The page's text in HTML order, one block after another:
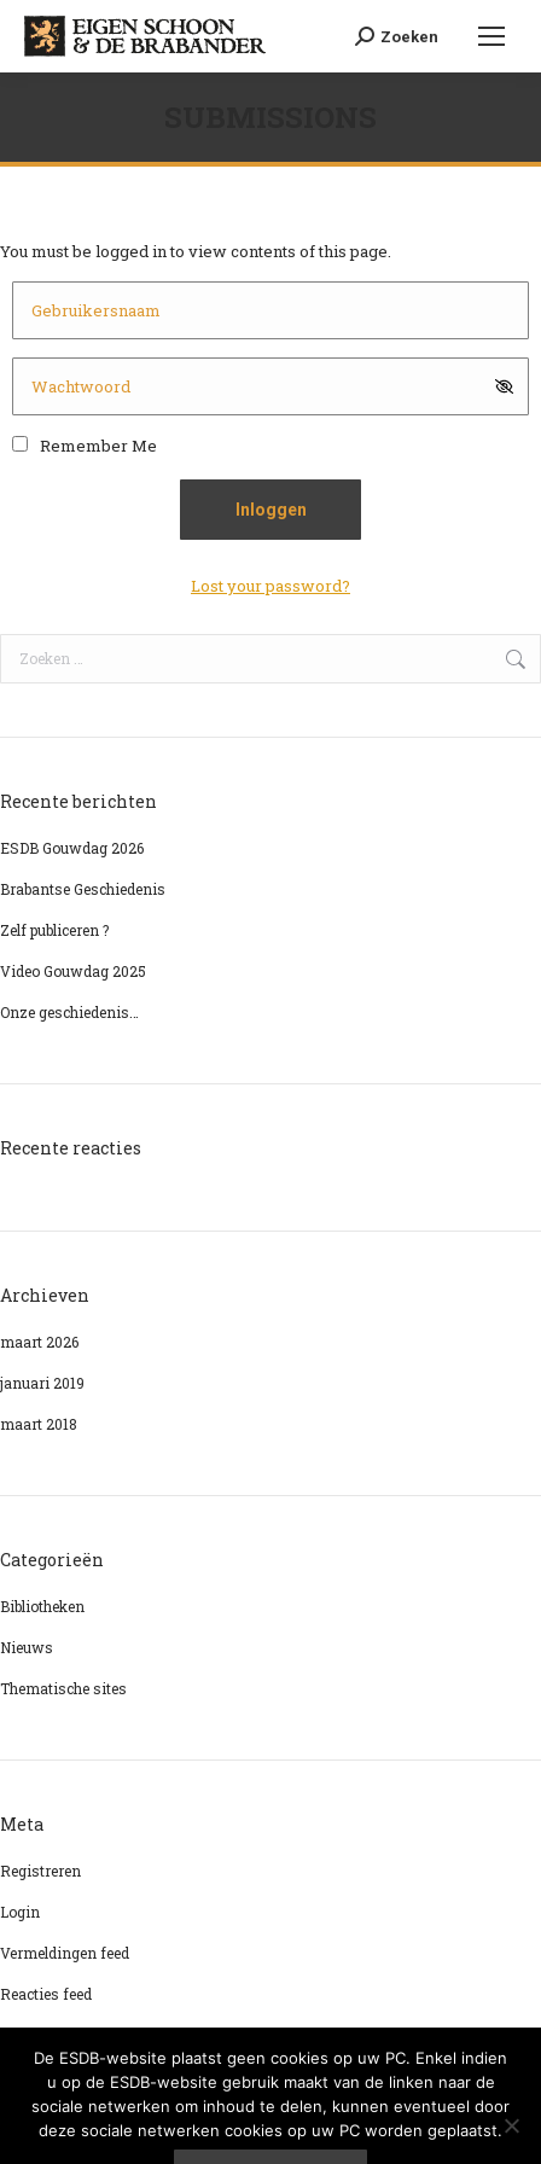
Search:Zoeken
You must be logged in to view contents of this page.
Remember Me
Lost your password?
Search:
Recente berichten
ESDB Gouwdag 2026
Brabantse Geschiedenis
Zelf publiceren ?
Video Gouwdag 2025
Onze geschiedenis…
Recente reacties
Archieven
maart 2026
januari 2019
maart 2018
Categorieën
Bibliotheken
Nieuws
Thematische sites
Meta
Registreren
Login
Vermeldingen feed
Reacties feed
De ESDB-website plaatst geen cookies op uw PC. Enkel indien
u op de ESDB-website gebruik maakt van de linken naar de
sociale netwerken om inhoud te delen, kunnen eventueel door
deze sociale netwerken cookies op uw PC worden geplaatst.